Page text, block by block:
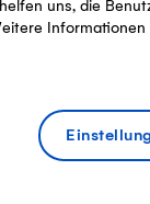
uns, die
Informationen